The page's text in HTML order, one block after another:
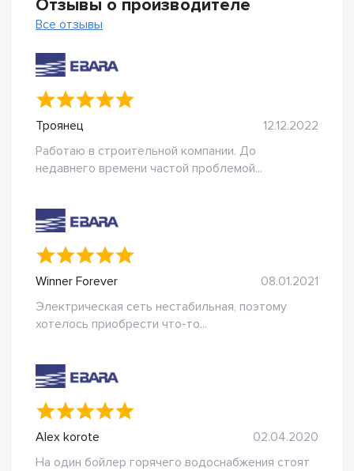
Отзывы о производителе
Все отзывы
Троянец
12.12.2022
Работаю в строительной компании. До
недавнего времени частой проблемой...
Winner Forever
08.01.2021
Электрическая сеть нестабильная, поэтому
хотелось приобрести что-то...
Alex korote
02.04.2020
На один бойлер горячего водоснабжения стоят